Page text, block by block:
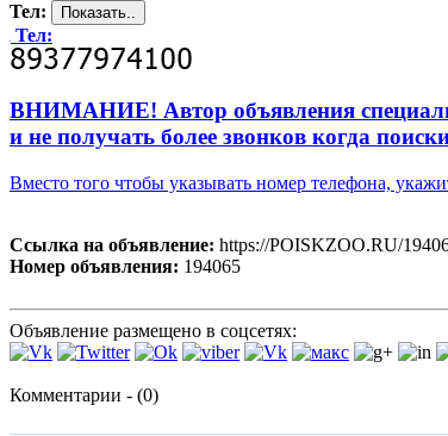
Тел:
Тел:
ВНИМАНИЕ! Автор объявления
и не получать более звонков когда
Вместо того чтобы указывать номер телефона,
Ссылка на объявление: https://POISKZOO.RU/
Номер объявления: 194065
Объявление размещено в соцсетях:
Комментарии - (0)